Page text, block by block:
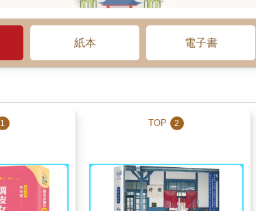
紙本 電子書
1 TOP 2